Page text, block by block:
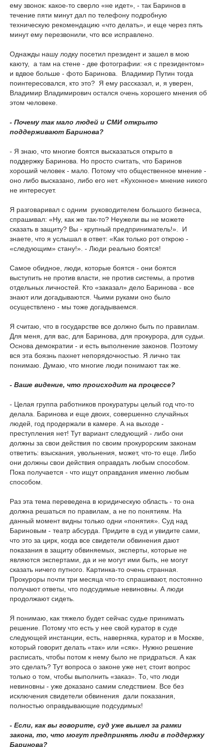
ему звонок: какое-то сверло «не идет», - так Баринов в
течение пяти минут дал по телефону подробную
техническую рекомендацию «что делать», и еще через пять
минут ему перезвонили, что все исправлено.
Однажды нашу лодку посетил президент и зашел в мою
каюту, а там на стене - две фотографии: «я с президентом»
и вдвое больше - фото Баринова. Владимир Путин тогда
поинтересовался, кто это? Я ему рассказал, и, я уверен,
Владимир Владимирович остался очень хорошего мнения об
этом человеке.
- Почему так мало людей и СМИ открыто
поддерживают Баринова?
- Я знаю, что многие боятся высказаться открыто в
поддержку Баринова. Но просто считать, что Баринов
хороший человек - мало. Потому что общественное мнение -
оно либо высказано, либо его нет. «Кухонное» мнение никого
не интересует.
Я разговаривал с одним руководителем большого бизнеса,
спрашивал: «Ну, как же так-то? Неужели вы не можете
сказать в защиту? Вы - крупный предприниматель!». И
знаете, что я услышал в ответ: «Как только рот открою -
«следующим» стану!». - Люди реально боятся!
Самое обидное, люди, которые боятся - они боятся
выступить не против власти, не против системы, а против
отдельных личностей. Кто «заказал» дело Баринова - все
знают или догадываются. Чьими руками оно было
осуществлено - мы тоже догадываемся.
Я считаю, что в государстве все должно быть по правилам.
Для меня, для вас, для Баринова, для прокурора, для судьи.
Основа демократии - и есть выполнение законов. Поэтому
вся эта боязнь пахнет непорядочностью. Я лично так
понимаю. Думаю, что многие люди понимают так же.
- Ваше видение, что происходит на процессе?
- Целая группа работников прокуратуры целый год что-то
делала. Баринова и еще двоих, совершенно случайных
людей, год продержали в камере. А на выходе -
преступления нет! Тут вариант следующий - либо они
должны за свои действия по своим прокурорским законам
ответить: взыскания, увольнения, может, что-то еще. Либо
они должны свои действия оправдать любым способом.
Пока получается - что ищут оправдания именно любым
способом.
Раз эта тема переведена в юридическую область - то она
должна решаться по правилам, а не по понятиям. На
данный момент видны только одни «понятия». Суд над
Бариновым - театр абсурда. Придите в суд и увидите сами,
что это за цирк, когда все свидетели обвинения дают
показания в защиту обвиняемых, эксперты, которые не
являются экспертами, да и не могут ими быть, не могут
сказать ничего путного. Картинка-то очень странная.
Прокуроры почти три месяца что-то спрашивают, постоянно
получают ответы, что подсудимые невиновны. А люди
продолжают сидеть.
Я понимаю, как тяжело будет сейчас судье принимать
решение. Потому что есть у нее свой куратор в суде
следующей инстанции, есть, наверняка, куратор и в Москве,
который говорит делать «так» или «сяк». Нужно решение
расписать, чтобы потом к нему было не придраться. А как
это сделать? Тут вопроса о законе уже нет, стоит вопрос
только о том, чтобы выполнить «заказ». То, что люди
невиновны - уже доказано самим следствием. Все без
исключения свидетели обвинения дали показания,
полностью оправдывающие подсудимых!
- Если, как вы говорите, суд уже вышел за рамки
закона, то, что могут предпринять люди в поддержку
Баринова?